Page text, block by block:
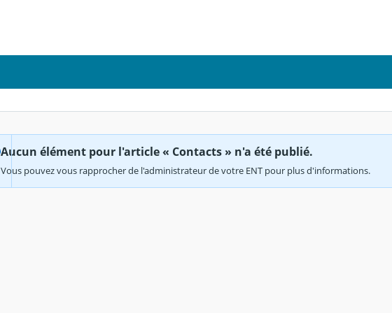
Aucun élément pour l'article « Contacts » n'a été publié.
Vous pouvez vous rapprocher de l'administrateur de votre ENT pour plus d'informations.